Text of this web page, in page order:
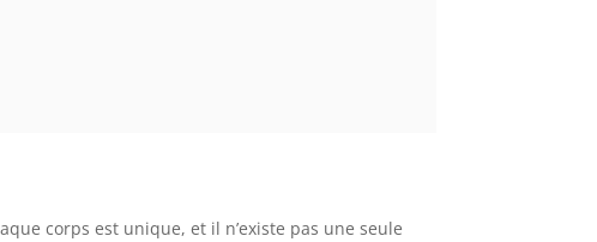
corps est unique, et il n’existe pas une seule